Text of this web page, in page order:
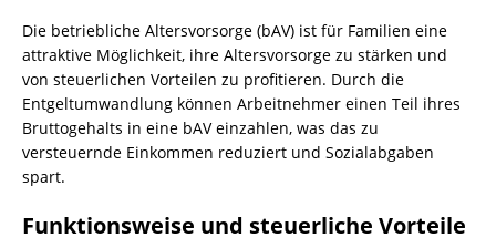
Die betriebliche Altersvorsorge (bAV) ist für Familien eine
attraktive Möglichkeit, ihre Altersvorsorge zu stärken und
von steuerlichen Vorteilen zu profitieren. Durch die
Entgeltumwandlung können Arbeitnehmer einen Teil ihres
Bruttogehalts in eine bAV einzahlen, was das zu
versteuernde Einkommen reduziert und Sozialabgaben
spart.
Funktionsweise und steuerliche Vorteile